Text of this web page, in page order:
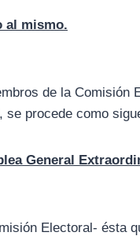
al mismo.
de la Comisión
se procede como
General
Electoral- ésta